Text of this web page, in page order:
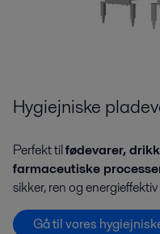
Hygiejniske
Perfekt tilfødevarer,
farmaceutiske
sikker, ren og
Gå til vores